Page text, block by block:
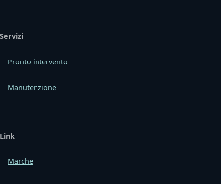
Servizi
Pronto intervento
Manutenzione
Link
Marche